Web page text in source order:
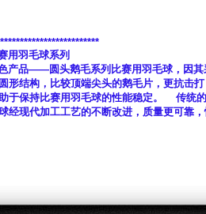
用羽毛球系列
产品——圆头鹅毛系列比赛用羽毛球，因其
形结构，比较顶端尖头的鹅毛片，更抗击
于保持比赛用羽毛球的性能稳定。 传统
经现代加工工艺的不断改进，质量更可靠